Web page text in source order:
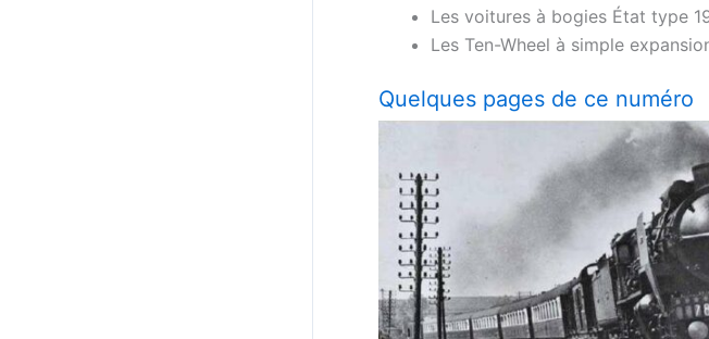
Les voitures à bogies État type
Les Ten-Wheel à simple
Quelques pages de ce numéro